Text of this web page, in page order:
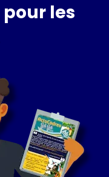
pour les